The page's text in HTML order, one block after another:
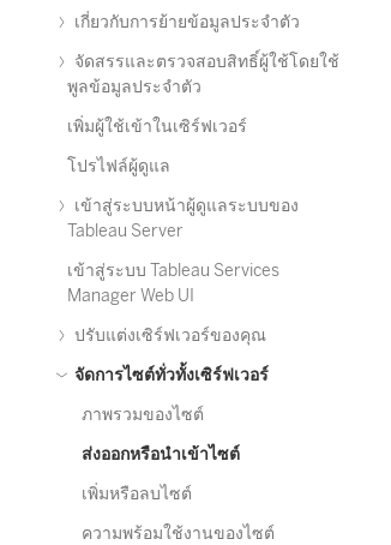
เกี่ยวกับการย้ายข้อมูลประจำตัว
จัดสรรและตรวจสอบสิทธิ์ผู้ใช้โดยใช้
พูลข้อมูลประจำตัว
เพิ่มผู้ใช้เข้าในเซิร์ฟเวอร์
โปรไฟล์ผู้ดูแล
เข้าสู่ระบบหน้าผู้ดูแลระบบของ
Tableau Server
เข้าสู่ระบบ Tableau Services
Manager Web UI
ปรับแต่งเซิร์ฟเวอร์ของคุณ
จัดการไซต์ทั่วทั้งเซิร์ฟเวอร์
ภาพรวมของไซต์
ส่งออกหรือนำเข้าไซต์
เพิ่มหรือลบไซต์
ความพร้อมใช้งานของไซต์